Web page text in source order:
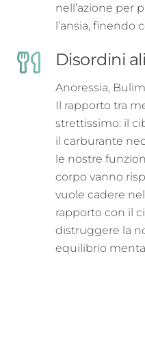
nell’azione per
l’ansia, finendo
Disordini
Anoressia,
Il rapporto tra
strettissimo: il
il carburante
le nostre
corpo vanno
vuole cadere
rapporto con il
distruggere la
equilibrio